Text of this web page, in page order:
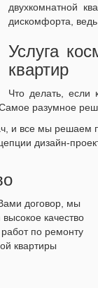
двухкомнатной
дискомфорта,
Услуга
квартир
Что делать, если
разумное
и все мы
дизайн-
договор, мы
качество
по ремонту
квартиры